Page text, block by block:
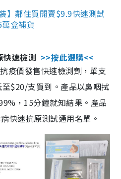
】鄰住買開賣$9.9快速測試
盒補貨
快速檢測 >>按此選購<<
疫價發售快速檢測劑，單支
$20/支買到。產品以鼻咽拭
，15分鐘就知結果。產品
快速抗原測試通用名單。